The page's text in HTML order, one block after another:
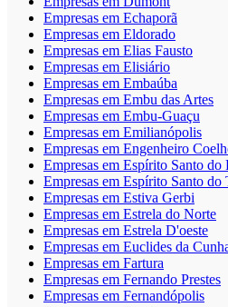
Empresas em Echaporã
Empresas em Eldorado
Empresas em Elias Fausto
Empresas em Elisiário
Empresas em Embaúba
Empresas em Embu das Artes
Empresas em Embu-Guaçu
Empresas em Emilianópolis
Empresas em Engenheiro
Empresas em Espírito Santo do
Empresas em Espírito Santo do
Empresas em Estiva Gerbi
Empresas em Estrela do Norte
Empresas em Estrela D'oeste
Empresas em Euclides da
Empresas em Fartura
Empresas em Fernando Prestes
Empresas em Fernandópolis